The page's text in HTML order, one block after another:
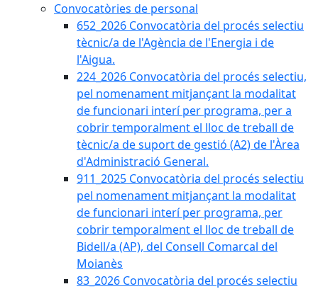
Convocatòries de personal
652_2026 Convocatòria del procés selectiu
tècnic/a de l'Agència de l'Energia i de
l'Aigua.
224_2026 Convocatòria del procés selectiu,
pel nomenament mitjançant la modalitat
de funcionari interí per programa, per a
cobrir temporalment el lloc de treball de
tècnic/a de suport de gestió (A2) de l'Àrea
d'Administració General.
911_2025 Convocatòria del procés selectiu
pel nomenament mitjançant la modalitat
de funcionari interí per programa, per
cobrir temporalment el lloc de treball de
Bidell/a (AP), del Consell Comarcal del
Moianès
83_2026 Convocatòria del procés selectiu